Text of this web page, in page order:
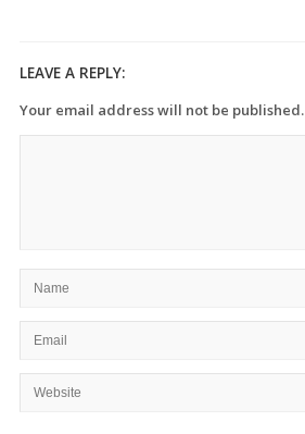
LEAVE A REPLY:
Your email address will not be published.